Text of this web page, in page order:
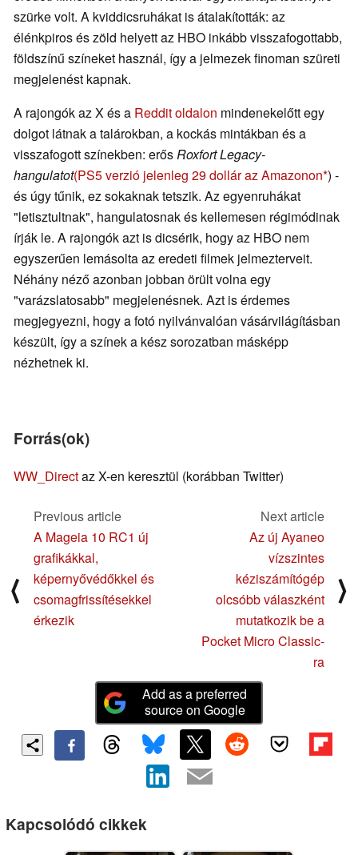
szürke volt. A kviddicsruhákat is átalakították: az
élénkpiros és zöld helyett az HBO inkább visszafogottabb,
földszínű színeket használ, így a jelmezek finoman szüreti
megjelenést kapnak.
A rajongók az X és a Reddit oldalon mindenekelőtt egy
dolgot látnak a talárokban, a kockás mintákban és a
visszafogott színekben: erősRoxfort Legacy-
hangulatot(PS5 verzió jelenleg 29 dollár az Amazonon ) -
és úgy tűnik, ez sokaknak tetszik. Az egyenruhákat
"letisztultnak", hangulatosnak és kellemesen régimódinak
írják le. A rajongók azt is dicsérik, hogy az HBO nem
egyszerűen lemásolta az eredeti filmek jelmezterveit.
Néhány néző azonban jobban örült volna egy
"varázslatosabb" megjelenésnek. Azt is érdemes
megjegyezni, hogy a fotó nyilvánvalóan vásárvilágításban
készült, így a színek a kész sorozatban másképp
nézhetnek ki.
Forrás(ok)
WW_Directaz X-en keresztül (korábban Twitter)
⟨
Previous article
A Mageia 10 RC1 új
grafikákkal,
képernyővédőkkel és
csomagfrissítésekkel
érkezik
Next article
Az új Ayaneo
vízszintes
kéziszámítógép
olcsóbb válaszként
mutatkozik be a
Pocket Micro Classic-
ra
⟩
Add as a preferred
source on Google
Kapcsolódó cikkek